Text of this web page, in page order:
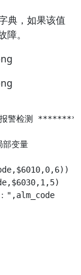
典，如果该值
。
警检测
=
数据赋值给变量
",alm_code